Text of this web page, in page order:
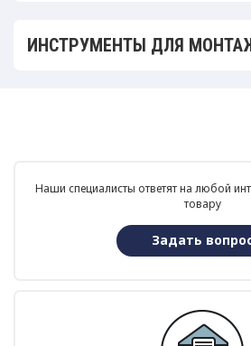
ИНСТРУМЕНТЫ ДЛЯ
Наши специалисты ответят на любой
товару
Задать